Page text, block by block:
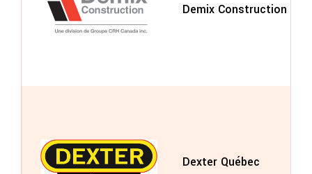
Demix Construction
Dexter Québec